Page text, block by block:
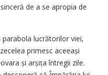
de a se apropia de
lucrătorilor viei,
primesc aceeași
și arșița întregii zile.